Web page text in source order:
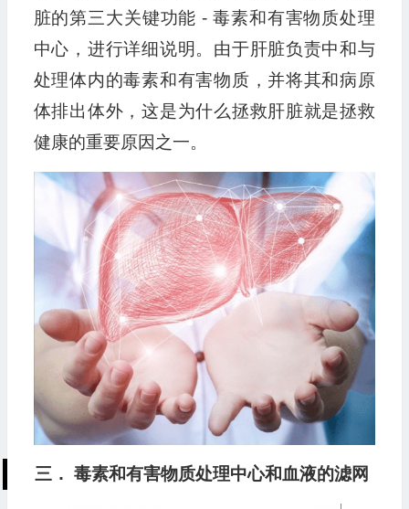
脏的第三大关键功能 - 毒素和有害物质处理
中心，进行详细说明。由于肝脏负责中和与
处理体内的毒素和有害物质，并将其和病原
体排出体外，这是为什么拯救肝脏就是拯救
健康的重要原因之一。
三． 毒素和有害物质处理中心和血液的滤网